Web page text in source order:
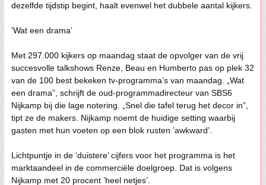
dezelfde tijdstip begint, haalt evenwel het dubbele aantal kijkers.
’Wat een drama’
Met 297.000 kijkers op maandag staat de opvolger van de vrij
succesvolle talkshows Renze, Beau en Humberto pas op plek 32
van de 100 best bekeken tv-programma’s van maandag. „Wat
een drama”, schrijft de oud-programmadirecteur van SBS6
Nijkamp bij die lage notering. „Snel die tafel terug het decor in”,
tipt ze de makers. Nijkamp noemt de huidige setting waarbij
gasten met hun voeten op een blok rusten ’awkward’.
Lichtpuntje in de ’duistere’ cijfers voor het programma is het
marktaandeel in de commerciële doelgroep. Dat is volgens
Nijkamp met 20 procent ’heel netjes’.